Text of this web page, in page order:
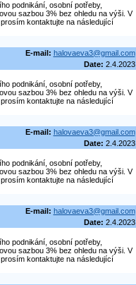
podnikání, osobní potřeby,
sazbou 3% bez ohledu na výši. V
kontaktujte na následující
E-mail: halovaeva3@gmail.com
Date: 2.4.2023
podnikání, osobní potřeby,
sazbou 3% bez ohledu na výši. V
kontaktujte na následující
E-mail: halovaeva3@gmail.com
Date: 2.4.2023
podnikání, osobní potřeby,
sazbou 3% bez ohledu na výši. V
kontaktujte na následující
E-mail: halovaeva3@gmail.com
Date: 2.4.2023
podnikání, osobní potřeby,
sazbou 3% bez ohledu na výši. V
kontaktujte na následující